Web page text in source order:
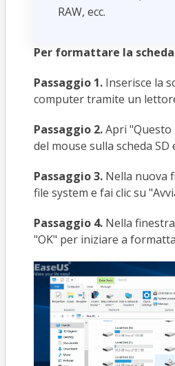
RAW, ecc.
Per formattare la scheda
Passaggio 1. Inserisce la
computer tramite un
Passaggio 2.Apri "Questo
del mouse sulla scheda SD
Passaggio 3. Nella nuova
file system e fai clic su
Passaggio 4. Nella
"OK" per iniziare a